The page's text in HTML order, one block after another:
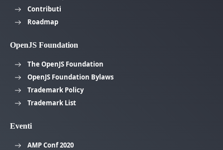
Contributi
Roadmap
OpenJS Foundation
The OpenJS Foundation
OpenJS Foundation Bylaws
Trademark Policy
Trademark List
Eventi
AMP Conf 2020